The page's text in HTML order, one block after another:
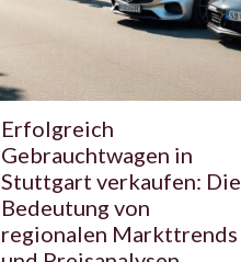
Erfolgreich
Gebrauchtwagen in
Stuttgart verkaufen: Die
Bedeutung von
regionalen Markttrends